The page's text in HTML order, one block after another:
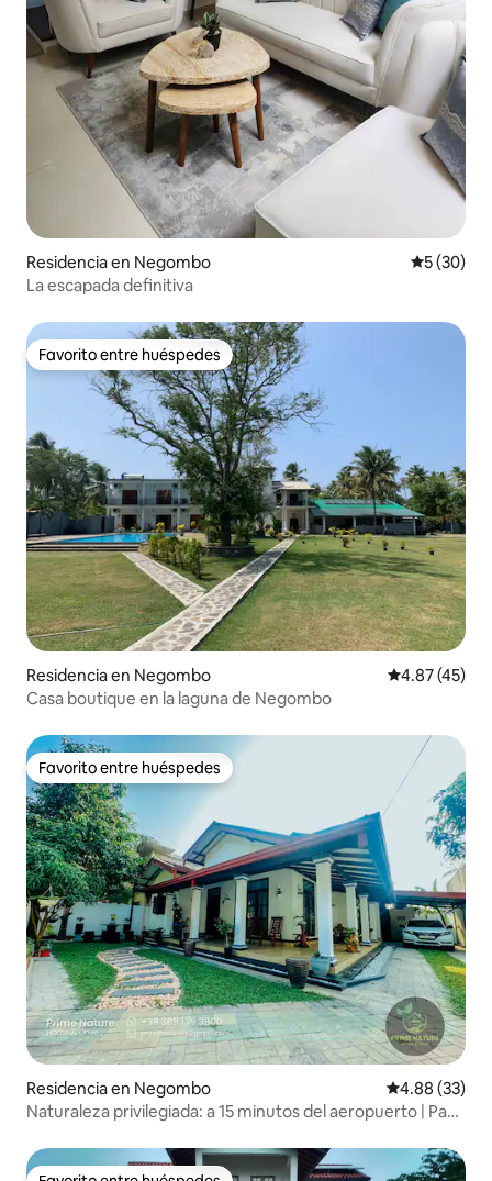
Residencia en Negombo
5 (30)
La escapada definitiva
Favorito entre huéspedes
Favorito entre huéspedes
Residencia en Negombo Calificación
4.87 (45)
Casa boutique en la laguna de Negombo
Favorito entre huéspedes
Favorito entre huéspedes
Residencia en Negombo Calificación
4.88 (33)
Naturaleza privilegiada: a 15 minutos del aeropuerto | Paz